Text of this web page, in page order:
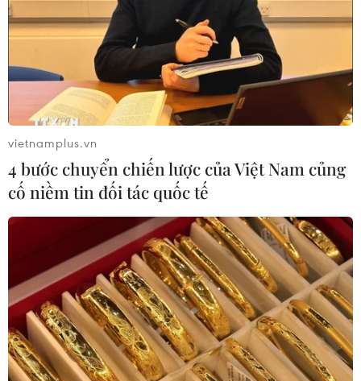
vietnamplus.vn
4 bước chuyển chiến lược của Việt Nam củng
cố niềm tin đối tác quốc tế